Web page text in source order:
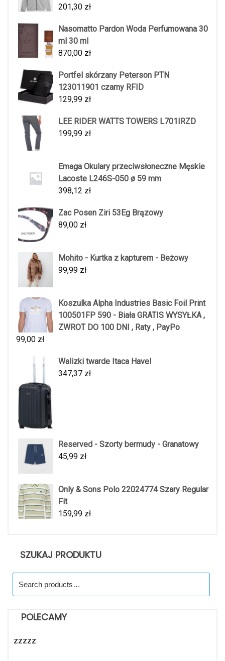
201,30 zł
Nasomatto Pardon Woda Perfumowana 30
ml 30 ml
870,00 zł
Portfel skórzany Peterson PTN
123011901 czarny RFID
129,99 zł
LEE RIDER WATTS TOWERS L701IRZD
199,99 zł
Emaga Okulary przeciwsłoneczne Męskie
Lacoste L246S-050 ø 59 mm
398,12 zł
Zac Posen Ziri 53Eg Brązowy
89,00 zł
Mohito - Kurtka z kapturem - Beżowy
99,99 zł
Koszulka Alpha Industries Basic Foil Print
100501FP 590 - Biała GRATIS WYSYŁKA ,
ZWROT DO 100 DNI , Raty , PayPo
99,00 zł
Walizki twarde Itaca Havel
347,37 zł
Reserved - Szorty bermudy - Granatowy
45,99 zł
Only & Sons Polo 22024774 Szary Regular
Fit
159,99 zł
SZUKAJ PRODUKTU
for:
POLECAMY
zzzzz